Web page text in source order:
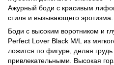
Ажурный боди с красивым
стиля и вызывающего эротизма.
Боди с высоким воротником и
Perfect Lover Black M/L из
ложится по фигуре, делая
привлекательными. Высокая